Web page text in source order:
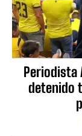
Periodista
detenido